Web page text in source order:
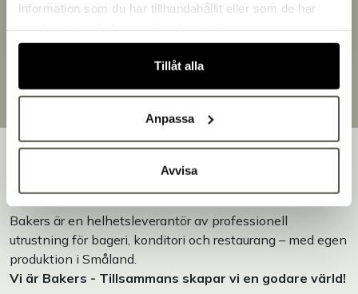
information som du har tillhandahållit eller som de har
Tillåt alla
Anpassa
Avvisa
Snabb leverans
Brett sortiment
Över 30 000 produkter
Designat och tillverkat i Småland
Bakers är en helhetsleverantör av professionell
utrustning för bageri, konditori och restaurang – med egen
produktion i Småland.
Vi är Bakers - Tillsammans skapar vi en godare värld!